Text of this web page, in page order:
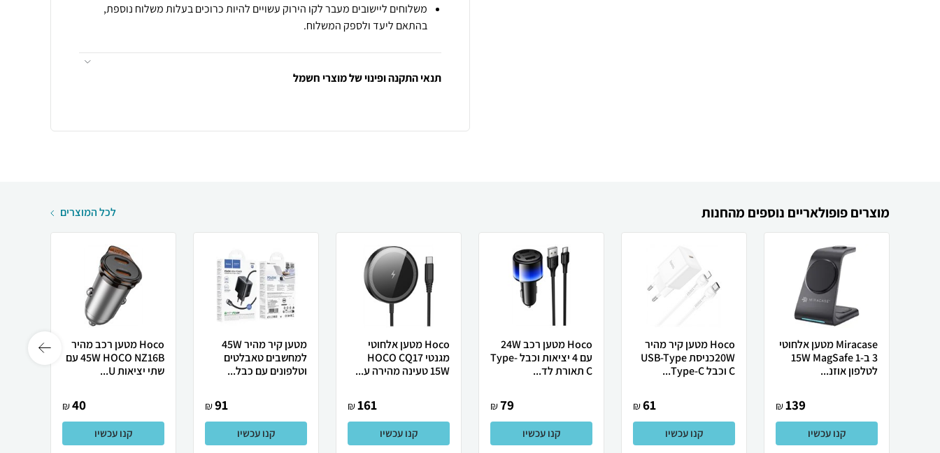
משלוחים ליישובים מעבר לקו הירוק עשויים להיות כרוכים בעלות משלוח נוספת,
בהתאם ליעד ולספק המשלוח.
תנאי התקנה ופינוי של מוצרי חשמל
מוצרים פופולאריים נוספים מהחנות לכל המוצרים
Miracase מטען אלחוטי
3 ב-1 15W MagSafe
לטלפון אוזנ...
139
₪
קנו עכשיו
Hoco מטען קיר מהיר
20Wכניסת USB-Type
C וכבל Type-C...
61
₪
קנו עכשיו
Hoco מטען רכב 24W
עם 4 יציאות וכבל Type-
C תאורת לד...
79
₪
קנו עכשיו
Hoco מטען אלחוטי
מגנטי HOCO CQ17
15W טעינה מהירה ע...
161
₪
קנו עכשיו
מטען קיר מהיר 45W
למחשבים טאבלטים
וטלפונים עם כבל...
91
₪
קנו עכשיו
Hoco מטען רכב מהיר
HOCO NZ16B ‏45W עם
שתי יציאות U...
40
₪
קנו עכשיו